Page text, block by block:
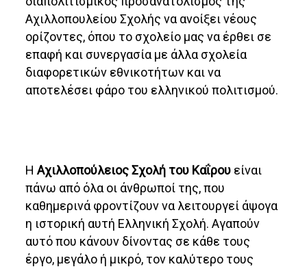
Αχιλλοπουλείου Σχολής να ανοίξει νέους
ορίζοντες, όπου το σχολείο μας να έρθει σε
επαφή και συνεργασία με άλλα σχολεία
διαφορετικών εθνικοτήτων και να
αποτελέσει φάρο του ελληνικού πολιτισμού.
Η Αχιλλοπούλειος Σχολή του Καΐρου είναι
πάνω από όλα οι άνθρωποί της, που
καθημερινά φροντίζουν να λειτουργεί άψογα
η ιστορική αυτή Ελληνική Σχολή. Αγαπούν
αυτό που κάνουν δίνοντας σε κάθε τους
έργο, μεγάλο ή μικρό, τον καλύτερο τους